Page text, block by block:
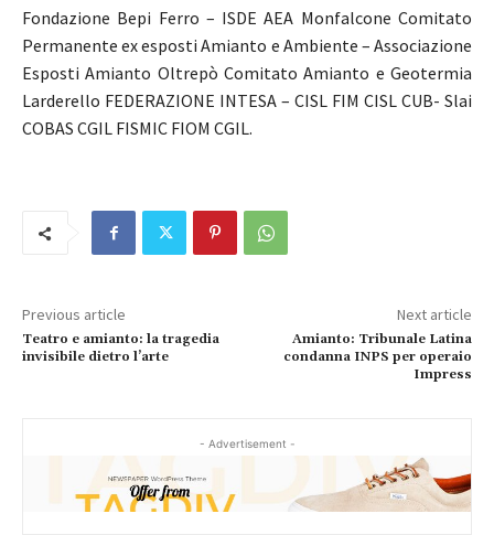
Fondazione Bepi Ferro – ISDE AEA Monfalcone Comitato
Permanente ex esposti Amianto e Ambiente – Associazione
Esposti Amianto Oltrepò Comitato Amianto e Geotermia
Larderello FEDERAZIONE INTESA – CISL FIM CISL CUB- Slai
COBAS CGIL FISMIC FIOM CGIL.
Previous article
Teatro e amianto: la tragedia
invisibile dietro l’arte
Next article
Amianto: Tribunale Latina
condanna INPS per operaio
Impress
- Advertisement -